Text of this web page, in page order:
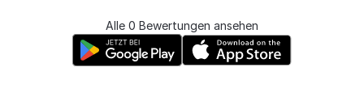
Alle 0 Bewertungen ansehen